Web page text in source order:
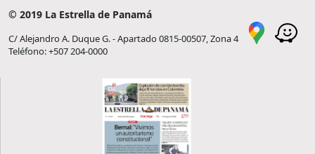
© 2019 La Estrella de Panamá
C/ Alejandro A. Duque G. - Apartado 0815-00507, Zona 4
Teléfono: +507 204-0000